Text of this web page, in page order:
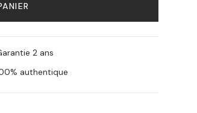
2 ans
authentique